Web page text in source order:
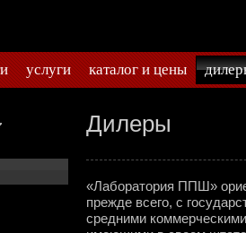
услуги каталог и цены
Дилеры
«Лаборатория ППШ»
прежде всего, с
средними